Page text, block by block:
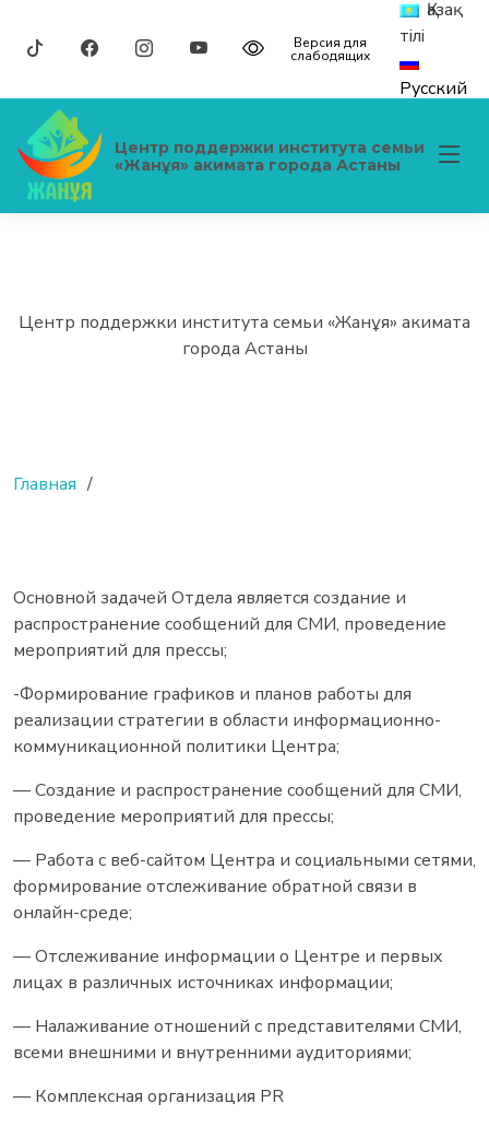
Версия для
слабодящих
Қазақ
тілі
Русский
Центр поддержки института семьи
«Жанұя» акимата города Астаны
Центр поддержки института семьи «Жанұя» акимата
города Астаны
Главная
Основной задачей Отдела является создание и
распространение сообщений для СМИ, проведение
мероприятий для прессы;
-Формирование графиков и планов работы для
реализации стратегии в области информационно-
коммуникационной политики Центра;
— Создание и распространение сообщений для СМИ,
проведение мероприятий для прессы;
— Работа с веб-сайтом Центра и социальными сетями,
формирование отслеживание обратной связи в
онлайн-среде;
— Отслеживание информации о Центре и первых
лицах в различных источниках информации;
— Налаживание отношений с представителями СМИ,
всеми внешними и внутренними аудиториями;
— Комплексная организация PR